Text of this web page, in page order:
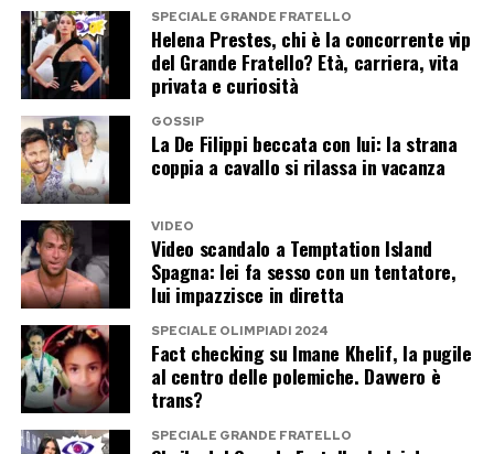
Anguria, feta e menta: il contrasto
che conquista
È una delle ricette più amate dagli chef durante
l’estate. Cubetti di anguria ben fredda
incontrano la sapidità della feta, la freschezza
della menta e qualche oliva nera. Un filo di olio
extravergine e una macinata di pepe
completano un’insalata tanto semplice quanto
sorprendente.
È ideale come pranzo leggero o per
SPECIALE GRANDE FRATELLO
Helena Prestes, chi è la concorrente vip
del Grande Fratello? Età, carriera, vita
privata e curiosità
GOSSIP
La De Filippi beccata con lui: la strana
coppia a cavallo si rilassa in vacanza
VIDEO
Video scandalo a Temptation Island
Spagna: lei fa sesso con un tentatore,
lui impazzisce in diretta
SPECIALE OLIMPIADI 2024
Fact checking su Imane Khelif, la pugile
al centro delle polemiche. Davvero è
trans?
SPECIALE GRANDE FRATELLO